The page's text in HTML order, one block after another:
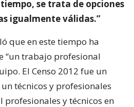
se trata de opciones
igualmente válidas.”
que en este tiempo ha
“un trabajo profesional
El Censo 2012 fue un
técnicos y profesionales
profesionales y técnicos en